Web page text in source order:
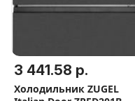
3 441.58 р.
Холодильник ZUGEL